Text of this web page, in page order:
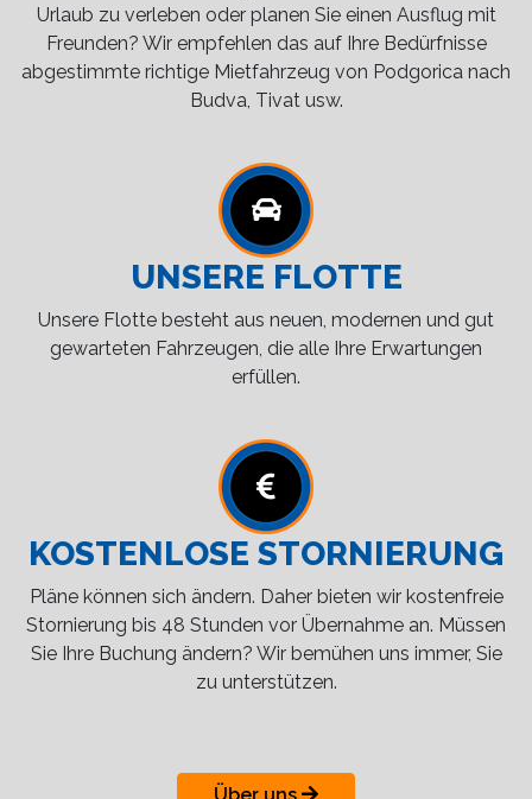
Urlaub zu verleben oder planen Sie einen Ausflug mit
Freunden? Wir empfehlen das auf Ihre Bedürfnisse
abgestimmte richtige Mietfahrzeug von Podgorica nach
Budva, Tivat usw.
UNSERE FLOTTE
Unsere Flotte besteht aus neuen, modernen und gut
gewarteten Fahrzeugen, die alle Ihre Erwartungen
erfüllen.
KOSTENLOSE STORNIERUNG
Pläne können sich ändern. Daher bieten wir kostenfreie
Stornierung bis 48 Stunden vor Übernahme an. Müssen
Sie Ihre Buchung ändern? Wir bemühen uns immer, Sie
zu unterstützen.